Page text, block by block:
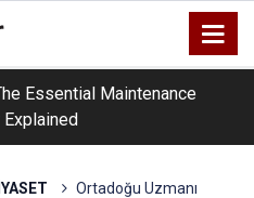
Essential Maintenance
Ortadoğu Uzmanı